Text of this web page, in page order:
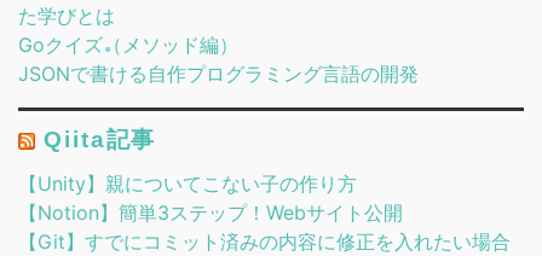
た学びとは
Goクイズ（メソッド編）
JSONで書ける自作プログラミング言語の開発
Qiita記事
【Unity】親についてこない子の作り方
【Notion】簡単3ステップ！Webサイト公開
【Git】すでにコミット済みの内容に修正を入れたい場合